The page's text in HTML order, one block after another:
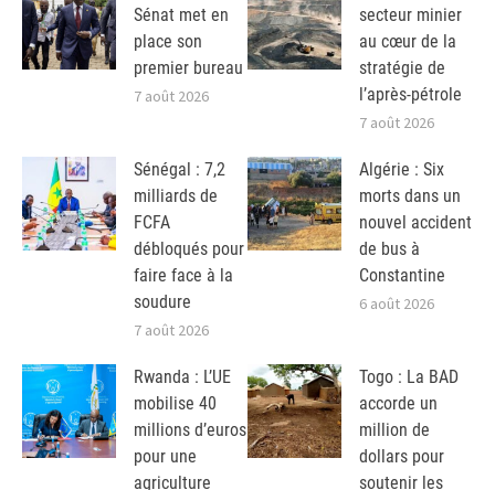
Sénat met en
place son
premier bureau
7 août 2026
secteur minier
au cœur de la
stratégie de
l’après-pétrole
7 août 2026
Sénégal : 7,2
milliards de
FCFA
débloqués pour
faire face à la
soudure
7 août 2026
Algérie : Six
morts dans un
nouvel accident
de bus à
Constantine
6 août 2026
Rwanda : L’UE
mobilise 40
millions d’euros
pour une
agriculture
Togo : La BAD
accorde un
million de
dollars pour
soutenir les